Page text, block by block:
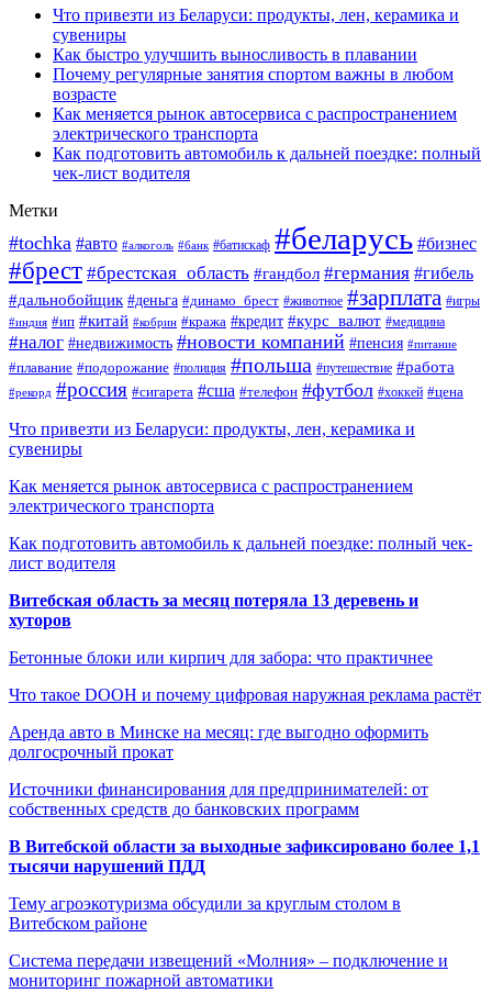
Что привезти из Беларуси: продукты, лен, керамика и
сувениры
Как быстро улучшить выносливость в плавании
Почему регулярные занятия спортом важны в любом
возрасте
Как меняется рынок автосервиса с распространением
электрического транспорта
Как подготовить автомобиль к дальней поездке: полный
чек-лист водителя
Метки
#tochka #авто #алкоголь #банк #батискаф #беларусь #бизнес
#брест #брестская_область #гандбол #германия #гибель
#дальнобойщик #деньга #динамо_брест #животное #зарплата #игры
#индия #ип #китай #кобрин #кража #кредит #курс_валют #медицина
#налог #недвижимость #новости компаний #пенсия #питание
#плавание #подорожание #полиция #польша #путешествие #работа
#рекорд #россия #сигарета #сша #телефон #футбол #хоккей #цена
Что привезти из Беларуси: продукты, лен, керамика и
сувениры
Как меняется рынок автосервиса с распространением
электрического транспорта
Как подготовить автомобиль к дальней поездке: полный чек-
лист водителя
Витебская область за месяц потеряла 13 деревень и
хуторов
Бетонные блоки или кирпич для забора: что практичнее
Что такое DOOH и почему цифровая наружная реклама растёт
Аренда авто в Минске на месяц: где выгодно оформить
долгосрочный прокат
Источники финансирования для предпринимателей: от
собственных средств до банковских программ
В Витебской области за выходные зафиксировано более 1,1
тысячи нарушений ПДД
Тему агроэкотуризма обсудили за круглым столом в
Витебском районе
Система передачи извещений «Молния» – подключение и
мониторинг пожарной автоматики